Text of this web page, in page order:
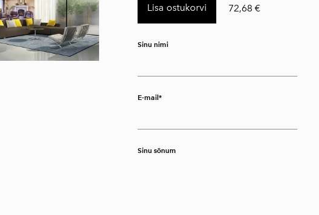
Lisa ostukorvi 72,68 €
Sinu nimi
E-mail
Sinu sõnum